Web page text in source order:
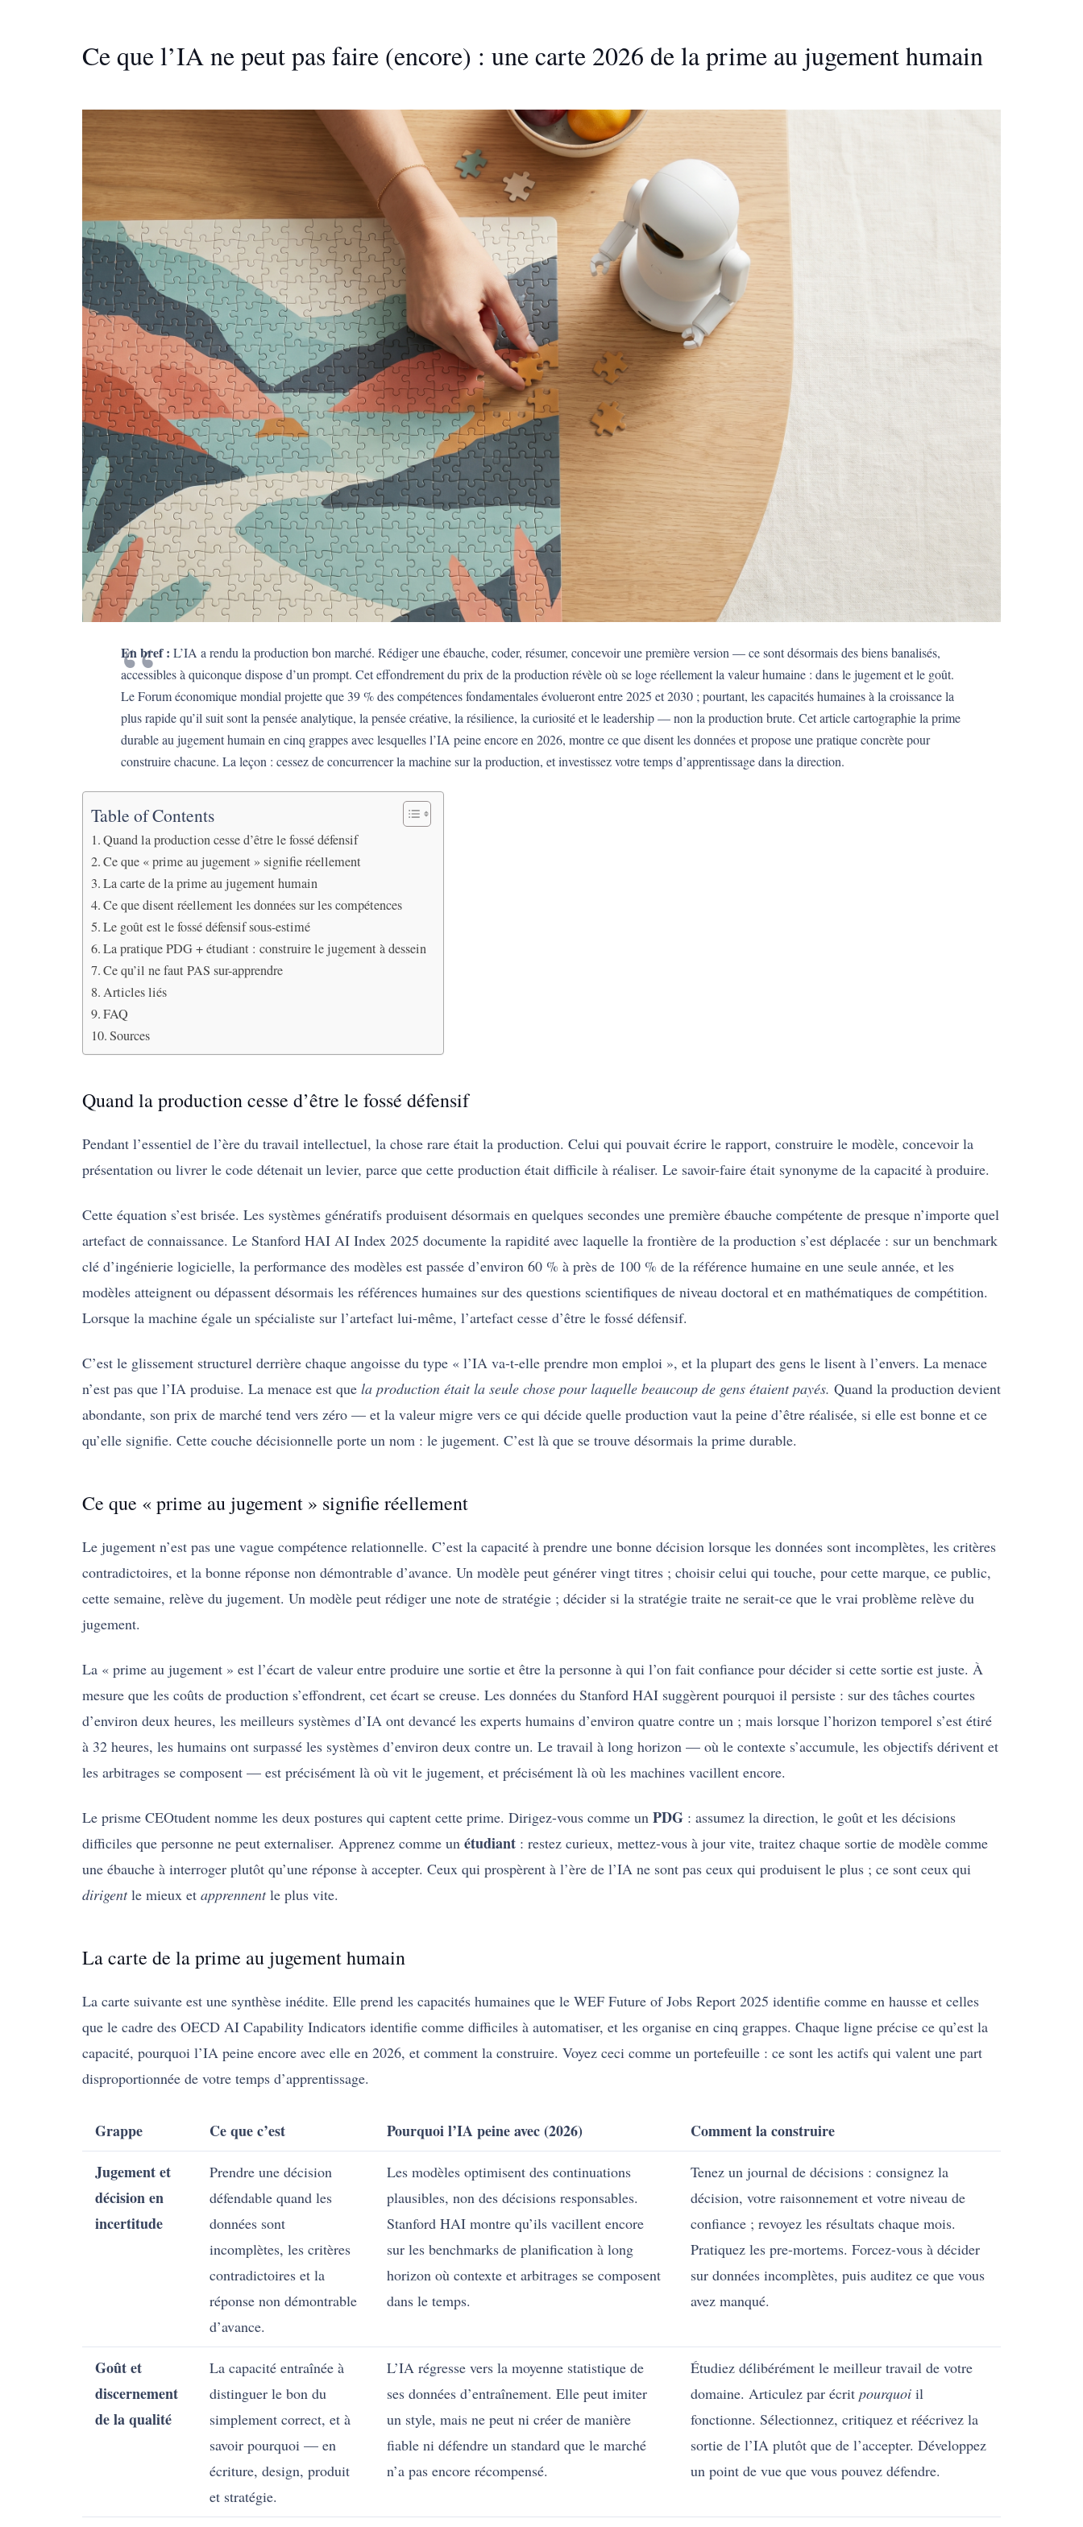
Ce que l’IA ne peut pas faire (encore) : une carte 2026 de la prime au jugement humain
En bref : L’IA a rendu la production bon marché. Rédiger une ébauche, coder, résumer, concevoir une première version — ce sont désormais des biens banalisés,
accessibles à quiconque dispose d’un prompt. Cet effondrement du prix de la production révèle où se loge réellement la valeur humaine : dans le jugement et le goût.
Le Forum économique mondial projette que 39 % des compétences fondamentales évolueront entre 2025 et 2030 ; pourtant, les capacités humaines à la croissance la
plus rapide qu’il suit sont la pensée analytique, la pensée créative, la résilience, la curiosité et le leadership — non la production brute. Cet article cartographie la prime
durable au jugement humain en cinq grappes avec lesquelles l’IA peine encore en 2026, montre ce que disent les données et propose une pratique concrète pour
construire chacune. La leçon : cessez de concurrencer la machine sur la production, et investissez votre temps d’apprentissage dans la direction.
Table of Contents
Quand la production cesse d’être le fossé défensif
Ce que « prime au jugement » signifie réellement
La carte de la prime au jugement humain
Ce que disent réellement les données sur les compétences
Le goût est le fossé défensif sous-estimé
La pratique PDG + étudiant : construire le jugement à dessein
Ce qu’il ne faut PAS sur-apprendre
Articles liés
FAQ
Sources
Quand la production cesse d’être le fossé défensif
Pendant l’essentiel de l’ère du travail intellectuel, la chose rare était la production. Celui qui pouvait écrire le rapport, construire le modèle, concevoir la
présentation ou livrer le code détenait un levier, parce que cette production était difficile à réaliser. Le savoir-faire était synonyme de la capacité à produire.
Cette équation s’est brisée. Les systèmes génératifs produisent désormais en quelques secondes une première ébauche compétente de presque n’importe quel
artefact de connaissance. Le Stanford HAI AI Index 2025 documente la rapidité avec laquelle la frontière de la production s’est déplacée : sur un benchmark
clé d’ingénierie logicielle, la performance des modèles est passée d’environ 60 % à près de 100 % de la référence humaine en une seule année, et les
modèles atteignent ou dépassent désormais les références humaines sur des questions scientifiques de niveau doctoral et en mathématiques de compétition.
Lorsque la machine égale un spécialiste sur l’artefact lui-même, l’artefact cesse d’être le fossé défensif.
C’est le glissement structurel derrière chaque angoisse du type « l’IA va-t-elle prendre mon emploi », et la plupart des gens le lisent à l’envers. La menace
n’est pas que l’IA produise. La menace est que la production était la seule chose pour laquelle beaucoup de gens étaient payés. Quand la production devient
abondante, son prix de marché tend vers zéro — et la valeur migre vers ce qui décide quelle production vaut la peine d’être réalisée, si elle est bonne et ce
qu’elle signifie. Cette couche décisionnelle porte un nom : le jugement. C’est là que se trouve désormais la prime durable.
Ce que « prime au jugement » signifie réellement
Le jugement n’est pas une vague compétence relationnelle. C’est la capacité à prendre une bonne décision lorsque les données sont incomplètes, les critères
contradictoires, et la bonne réponse non démontrable d’avance. Un modèle peut générer vingt titres ; choisir celui qui touche, pour cette marque, ce public,
cette semaine, relève du jugement. Un modèle peut rédiger une note de stratégie ; décider si la stratégie traite ne serait-ce que le vrai problème relève du
jugement.
La « prime au jugement » est l’écart de valeur entre produire une sortie et être la personne à qui l’on fait confiance pour décider si cette sortie est juste. À
mesure que les coûts de production s’effondrent, cet écart se creuse. Les données du Stanford HAI suggèrent pourquoi il persiste : sur des tâches courtes
d’environ deux heures, les meilleurs systèmes d’IA ont devancé les experts humains d’environ quatre contre un ; mais lorsque l’horizon temporel s’est étiré
à 32 heures, les humains ont surpassé les systèmes d’environ deux contre un. Le travail à long horizon — où le contexte s’accumule, les objectifs dérivent et
les arbitrages se composent — est précisément là où vit le jugement, et précisément là où les machines vacillent encore.
Le prisme CEOtudent nomme les deux postures qui captent cette prime. Dirigez-vous comme un PDG : assumez la direction, le goût et les décisions
difficiles que personne ne peut externaliser. Apprenez comme un étudiant : restez curieux, mettez-vous à jour vite, traitez chaque sortie de modèle comme
une ébauche à interroger plutôt qu’une réponse à accepter. Ceux qui prospèrent à l’ère de l’IA ne sont pas ceux qui produisent le plus ; ce sont ceux qui
dirigentle mieux et apprennentle plus vite.
La carte de la prime au jugement humain
La carte suivante est une synthèse inédite. Elle prend les capacités humaines que le WEF Future of Jobs Report 2025 identifie comme en hausse et celles
que le cadre des OECD AI Capability Indicators identifie comme difficiles à automatiser, et les organise en cinq grappes. Chaque ligne précise ce qu’est la
capacité, pourquoi l’IA peine encore avec elle en 2026, et comment la construire. Voyez ceci comme un portefeuille : ce sont les actifs qui valent une part
disproportionnée de votre temps d’apprentissage.
Grappe Ce que c’est Pourquoi l’IA peine avec (2026)
Comment la construire
Jugement et
décision en
incertitude
Prendre une décision
défendable quand les
données sont
incomplètes, les critères
contradictoires et la
réponse non démontrable
d’avance.
Les modèles optimisent des continuations
plausibles, non des décisions responsables.
Stanford HAI montre qu’ils vacillent encore
sur les benchmarks de planification à long
horizon où contexte et arbitrages se composent
dans le temps.
Tenez un journal de décisions : consignez la
décision, votre raisonnement et votre niveau de
confiance ; revoyez les résultats chaque mois.
Pratiquez les pre-mortems. Forcez-vous à décider
sur données incomplètes, puis auditez ce que vous
avez manqué.
Goût et
discernement
de la qualité
La capacité entraînée à
distinguer le bon du
simplement correct, et à
savoir pourquoi — en
écriture, design, produit
et stratégie.
L’IA régresse vers la moyenne statistique de
ses données d’entraînement. Elle peut imiter
un style, mais ne peut ni créer de manière
fiable ni défendre un standard que le marché
n’a pas encore récompensé.
Étudiez délibérément le meilleur travail de votre
domaine. Articulez par écrit pourquoi il
fonctionne. Sélectionnez, critiquez et réécrivez la
sortie de l’IA plutôt que de l’accepter. Développez
un point de vue que vous pouvez défendre.